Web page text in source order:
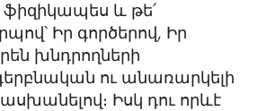
ֆիզիկապես և թե՛
Իր գործերով, Իր
խնդրողների
ու անառարկելի
Իսկ դու որևէ